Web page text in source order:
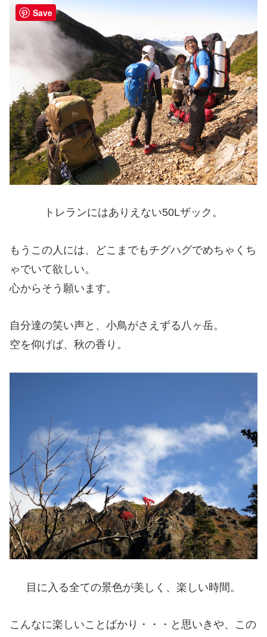
トレランにはありえない50Lザック。
もうこの人には、どこまでもチグハグでめちゃくち
ゃでいて欲しい。
心からそう願います。
自分達の笑い声と、小鳥がさえずる八ヶ岳。
空を仰げば、秋の香り。
目に入る全ての景色が美しく、楽しい時間。
こんなに楽しいことばかり・・・と思いきや、この
Save